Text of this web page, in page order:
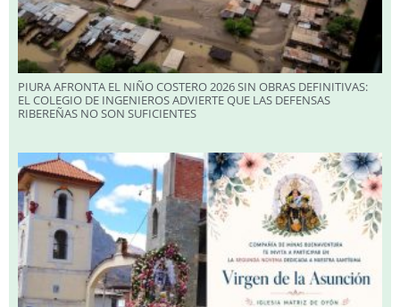
PIURA AFRONTA EL NIÑO COSTERO 2026 SIN OBRAS DEFINITIVAS:
EL COLEGIO DE INGENIEROS ADVIERTE QUE LAS DEFENSAS
RIBEREÑAS NO SON SUFICIENTES